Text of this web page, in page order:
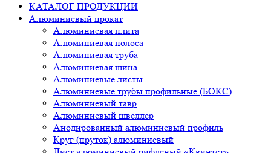
КАТАЛОГ ПРОДУКЦИИ
Алюминиевый прокат
Алюминиевая плита
Алюминиевая полоса
Алюминиевая труба
Алюминиевая шина
Алюминиевые листы
Алюминиевые трубы профильные (БОКС)
Алюминиевый тавр
Алюминиевый швеллер
Анодированный алюминиевый профиль
Круг (пруток) алюминиевый